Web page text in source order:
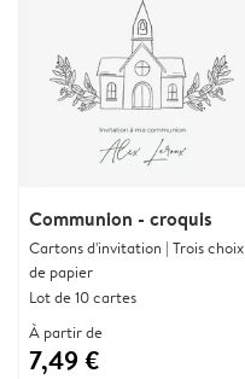
Communion - croquis
Cartons d'invitation | Trois choix
de papier
Lot de 10 cartes
À partir de
7,49 €